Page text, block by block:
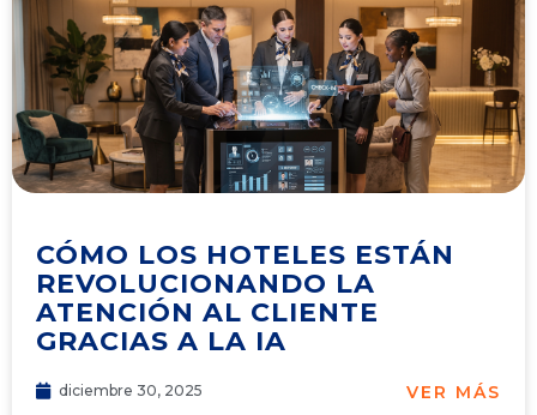
CÓMO LOS HOTELES ESTÁN
REVOLUCIONANDO LA
ATENCIÓN AL CLIENTE
GRACIAS A LA IA
diciembre 30, 2025 VER MÁS